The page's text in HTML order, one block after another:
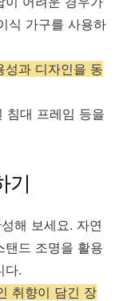
식 가구를 사용하
성과 디자인을 동
침대 프레임 등을
기
해 보세요. 자연
탠드 조명을 활용
다.
취향이 담긴 장